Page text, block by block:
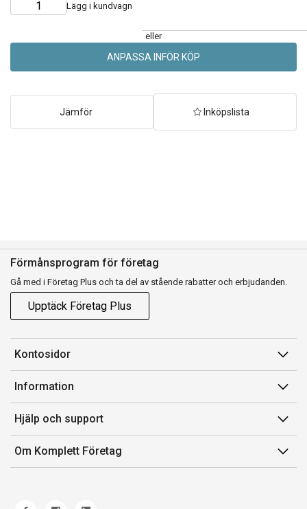
Choose
Quantity Lägg i kundvagn
eller
ANPASSA INFÖR KÖP
Jämför Inköpslista
Förmånsprogram för företag
Gå med i Företag Plus och ta del av stående rabatter och erbjudanden.
Upptäck Företag Plus
Kontosidor
Mina sidor
Orderhistorik
Fakturor & Kvitton
Inköpslistor
Information
Försäljningsvillkor
Villkor för Komplett Företag Plus
Felsökning & guider
Hjälp och support
Kontakta oss
Kundservice
Om Komplett Företag